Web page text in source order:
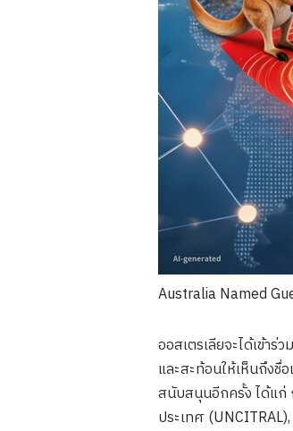
Australia Named
ออสเตรเลียจะได้เข้าร่
และสะท้อนให้เห็นถึงชื่
สนับสนุนอีกครั้ง ได้แก่
ประเทศ